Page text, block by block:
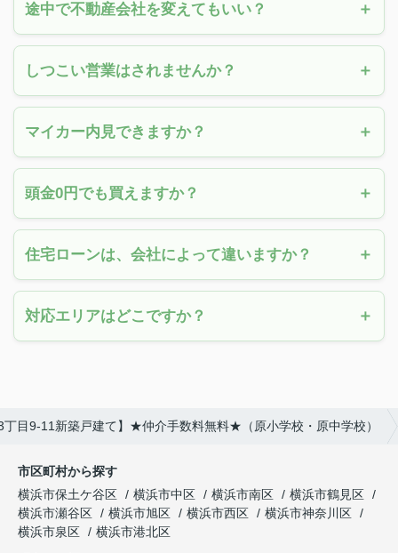
途中で不動産会社を変えてもいい？
しつこい営業はされませんか？
マイカー内見できますか？
頭金0円でも買えますか？
住宅ローンは、会社によって違いますか？
対応エリアはどこですか？
丁目9-11新築戸建て】★仲介手数料無料★（原小学校・原中学校）
市区町村から探す
横浜市保土ケ谷区
横浜市中区 横浜市南区
横浜市鶴見区
横浜市瀬谷区
横浜市旭区 横浜市西区
横浜市神奈川区
横浜市泉区
横浜市港北区